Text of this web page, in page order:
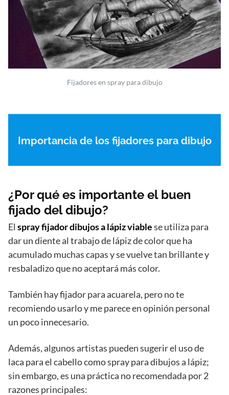
Fijadores en spray para dibujo
Importancia de los fijadores para dibujo
¿Por qué es importante el buen
fijado del dibujo?
El spray fijador dibujos a lápiz viablese utiliza para
dar un diente al trabajo de lápiz de color que ha
acumulado muchas capas y se vuelve tan brillante y
resbaladizo que no aceptará más color.
También hay fijador para acuarela, pero no te
recomiendo usarlo y me parece en opinión personal
un poco innecesario.
Además, algunos artistas pueden sugerir el uso de
laca para el cabello como spray para dibujos a lápiz;
sin embargo, es una práctica no recomendada por 2
razones principales: